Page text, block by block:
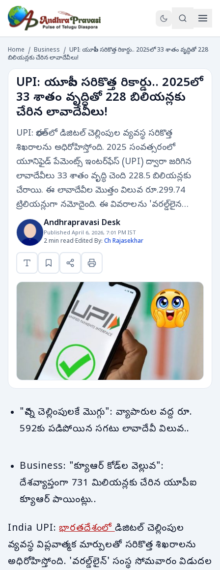
Home / Business / UPI: యూపీఐ సరికొత్త రికార్డు.. 2025లో 33 శాతం వృద్ధితో 228
బిలియన్లకు చేరిన లావాదేవీలు!
UPI: యూపీఐ సరికొత్త రికార్డు.. 2025లో
33 శాతం వృద్ధితో 228 బిలియన్లకు
చేరిన లావాదేవీలు!
UPI: భారత్‌లో డిజిటల్ చెల్లింపుల వ్యవస్థ సరికొత్త
శిఖరాలను అధిరోహిస్తోంది. 2025 సంవత్సరంలో
యూనిఫైడ్ పేమెంట్స్ ఇంటర్‌ఫేస్ (UPI) ద్వారా జరిగిన
లావాదేవీలు 33 శాతం వృద్ధి చెంది 228.5 బిలియన్లకు
చేరాయి. ఈ లావాదేవీల మొత్తం విలువ రూ.299.74
ట్రిలియన్లుగా నమోదైంది. ఈ వివరాలను 'వరల్డ్‌లైన…
Andhrapravasi Desk
Published April 6, 2026, 7:01 PM IST
2 min read·Edited By: Ch Rajasekhar
"చిన్న చెల్లింపులకే మొగ్గు": వ్యాపారుల వద్ద రూ.
592కు పడిపోయిన సగటు లావాదేవీ విలువ..
Business: "క్యూఆర్ కోడ్‌ల వెల్లువ":
దేశవ్యాప్తంగా 731 మిలియన్లకు చేరిన యూపీఐ
క్యూఆర్ పాయింట్లు..
India UPI:భారతదేశంలోడిజిటల్ చెల్లింపుల
వ్యవస్థ విప్లవాత్మక మార్పులతో సరికొత్త శిఖరాలను
అధిరోహిస్తోంది. 'వరల్డ్‌లైన్' సంస్థ సోమవారం విడుదల